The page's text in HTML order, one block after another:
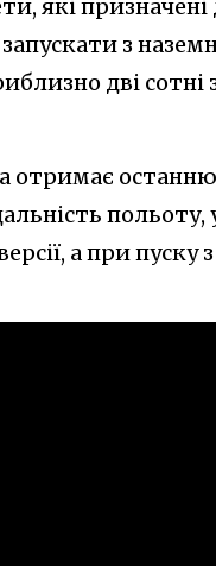
які
з
дві
отримає
а при